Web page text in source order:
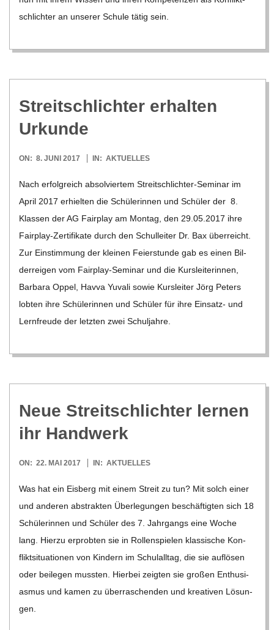
C
H
M
D
T
S
C
H
U
L
E
schlich­ter an unse­rer Schule tätig sein.
Streit­schlich­ter erhal­ten
Urkunde
2017-
ON: 8. JUNI 2017 IN: AKTUELLES
Nach erfolg­reich absol­vier­tem Strei­t­­sch­lich­­ter-Semi­­nar im
April 2017 erhiel­ten die Schü­le­rin­nen und Schü­ler der 8.
Klas­sen der AG Fair­play am Mon­tag, den 29.05.2017 ihre
Fair­­play-Zer­­ti­­fi­­kate durch den Schul­lei­ter Dr. Bax über­reicht.
Zur Ein­stim­mung der klei­nen Fei­er­stunde gab es einen Bil­
der­rei­gen vom Fair­­play-Semi­­nar und die Kurs­lei­te­rin­nen,
Bar­bara Oppel, Havva Yuvali sowie Kurs­lei­ter Jörg Peters
lob­ten ihre Schü­le­rin­nen und Schü­ler für ihre Ein­­satz- und
Lern­freude der letz­ten zwei Schul­jahre.
Neue Streit­schlich­ter ler­nen
ihr Handwerk
2017-
ON: 22. MAI 2017 IN: AKTUELLES
Was hat ein Eis­berg mit einem Streit zu tun? Mit solch einer
und ande­ren abs­trak­ten Über­le­gun­gen beschäf­tig­ten sich 18
Schü­le­rin­nen und Schü­ler des 7. Jahr­gangs eine Woche
lang. Hierzu erprob­ten sie in Rol­len­spie­len klas­si­sche Kon­
flikt­si­tua­tio­nen von Kin­dern im Schul­all­tag, die sie auf­lö­sen
oder bei­le­gen muss­ten. Hier­bei zeig­ten sie gro­ßen Enthu­si­
as­mus und kamen zu über­ra­schen­den und krea­ti­ven Lösun­
gen.